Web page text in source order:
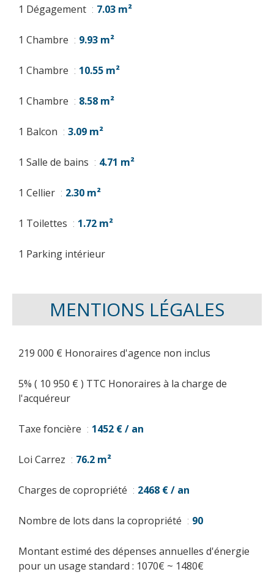
1 Dégagement 7.03 m²
1 Chambre 9.93 m²
1 Chambre 10.55 m²
1 Chambre 8.58 m²
1 Balcon 3.09 m²
1 Salle de bains 4.71 m²
1 Cellier 2.30 m²
1 Toilettes 1.72 m²
1 Parking intérieur
MENTIONS LÉGALES
219 000 € Honoraires d'agence non inclus
5% ( 10 950 € ) TTC Honoraires à la charge de
l'acquéreur
Taxe foncière 1452 € / an
Loi Carrez 76.2 m²
Charges de copropriété 2468 € / an
Nombre de lots dans la copropriété 90
Montant estimé des dépenses annuelles d'énergie
pour un usage standard : 1070€ ~ 1480€